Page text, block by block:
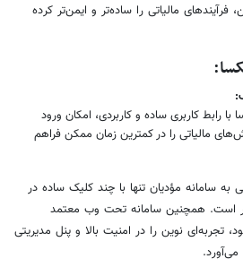
فرآیندهای مالیاتی را ساده‌تر و ایمن‌تر کرده
رابط کاربری ساده و کاربردی، امکان ورود
مالیاتی را در کمترین زمان ممکن فراهم
سامانه مؤدیان تنها با چند کلیک ساده در
است. همچنین سامانه تحت وب معتمد
تجربه‌ای نوین را در امنیت بالا و پنل مدیریتی